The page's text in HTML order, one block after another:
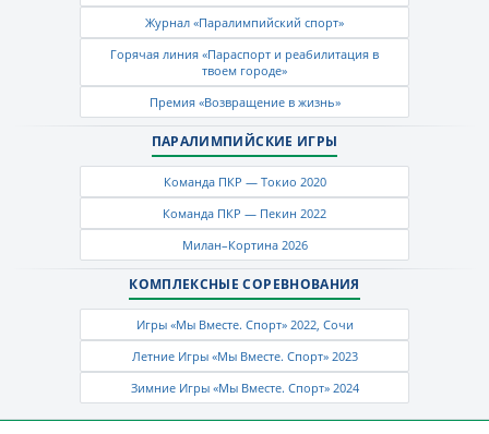
Журнал «Паралимпийский спорт»
Горячая линия «Параспорт и реабилитация в
твоем городе»
Премия «Возвращение в жизнь»
ПАРАЛИМПИЙСКИЕ ИГРЫ
Команда ПКР — Токио 2020
Команда ПКР — Пекин 2022
Милан–Кортина 2026
КОМПЛЕКСНЫЕ СОРЕВНОВАНИЯ
Игры «Мы Вместе. Спорт» 2022, Сочи
Летние Игры «Мы Вместе. Спорт» 2023
Зимние Игры «Мы Вместе. Спорт» 2024